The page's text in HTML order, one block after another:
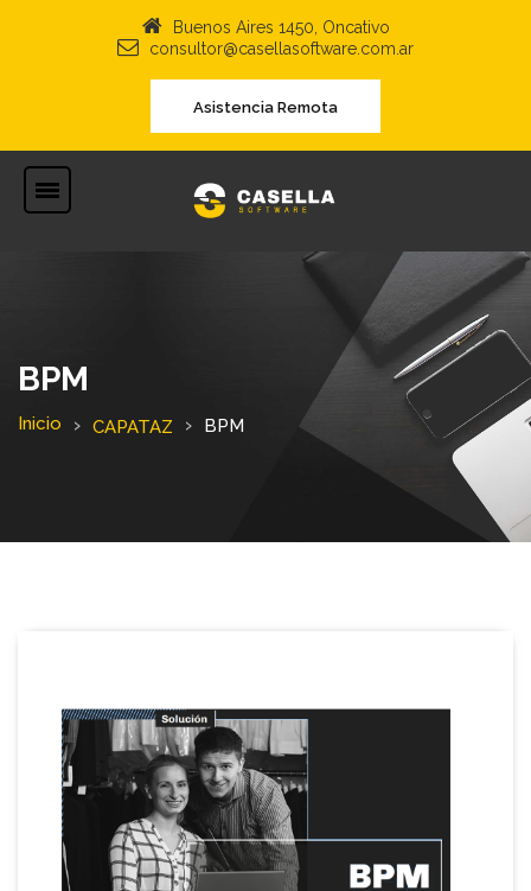
Buenos Aires 1450, Oncativo
consultor@casellasoftware.com.ar
Asistencia Remota
BPM
Inicio CAPATAZ BPM